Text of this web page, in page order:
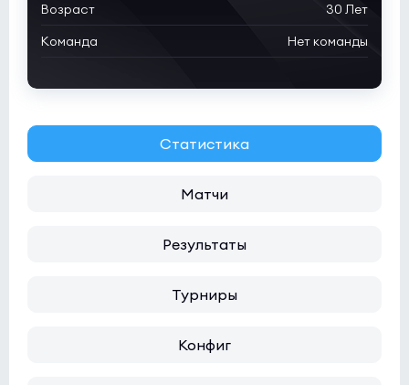
Butterfly 2
Rune Eaters 0
0:0
NODWIN Clutch Series 10(bo3)
1win 2 0:0
Возраст
30 Лет
Команда
Нет команды
Статистика
Матчи
Результаты
Турниры
Конфиг